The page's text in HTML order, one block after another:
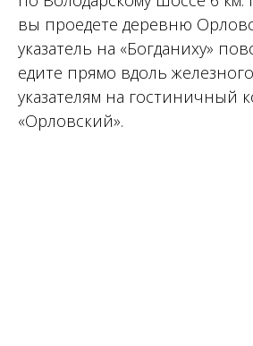
вы проедете деревню
указатель на «Богданиху»
едите прямо вдоль
указателям на гостиничный
«Орловский».